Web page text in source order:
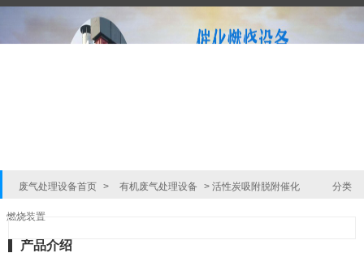
分类
废气处理设备首页 > 有机废气处理设备 > 活性炭吸附脱附催化
燃烧装置
产品介绍